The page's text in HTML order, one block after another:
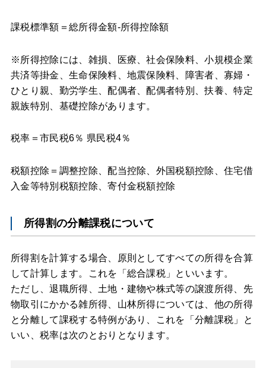
課税標準額＝総所得金額-所得控除額
※所得控除には、雑損、医療、社会保険料、小規模企業
共済等掛金、生命保険料、地震保険料、障害者、寡婦・
ひとり親、勤労学生、配偶者、配偶者特別、扶養、特定
親族特別、基礎控除があります。
税率＝市民税6％ 県民税4％
税額控除＝調整控除、配当控除、外国税額控除、住宅借
入金等特別税額控除、寄付金税額控除
所得割の分離課税について
所得割を計算する場合、原則としてすべての所得を合算
して計算します。これを「総合課税」といいます。
ただし、退職所得、土地・建物や株式等の譲渡所得、先
物取引にかかる雑所得、山林所得については、他の所得
と分離して課税する特例があり、これを「分離課税」と
いい、税率は次のとおりとなります。